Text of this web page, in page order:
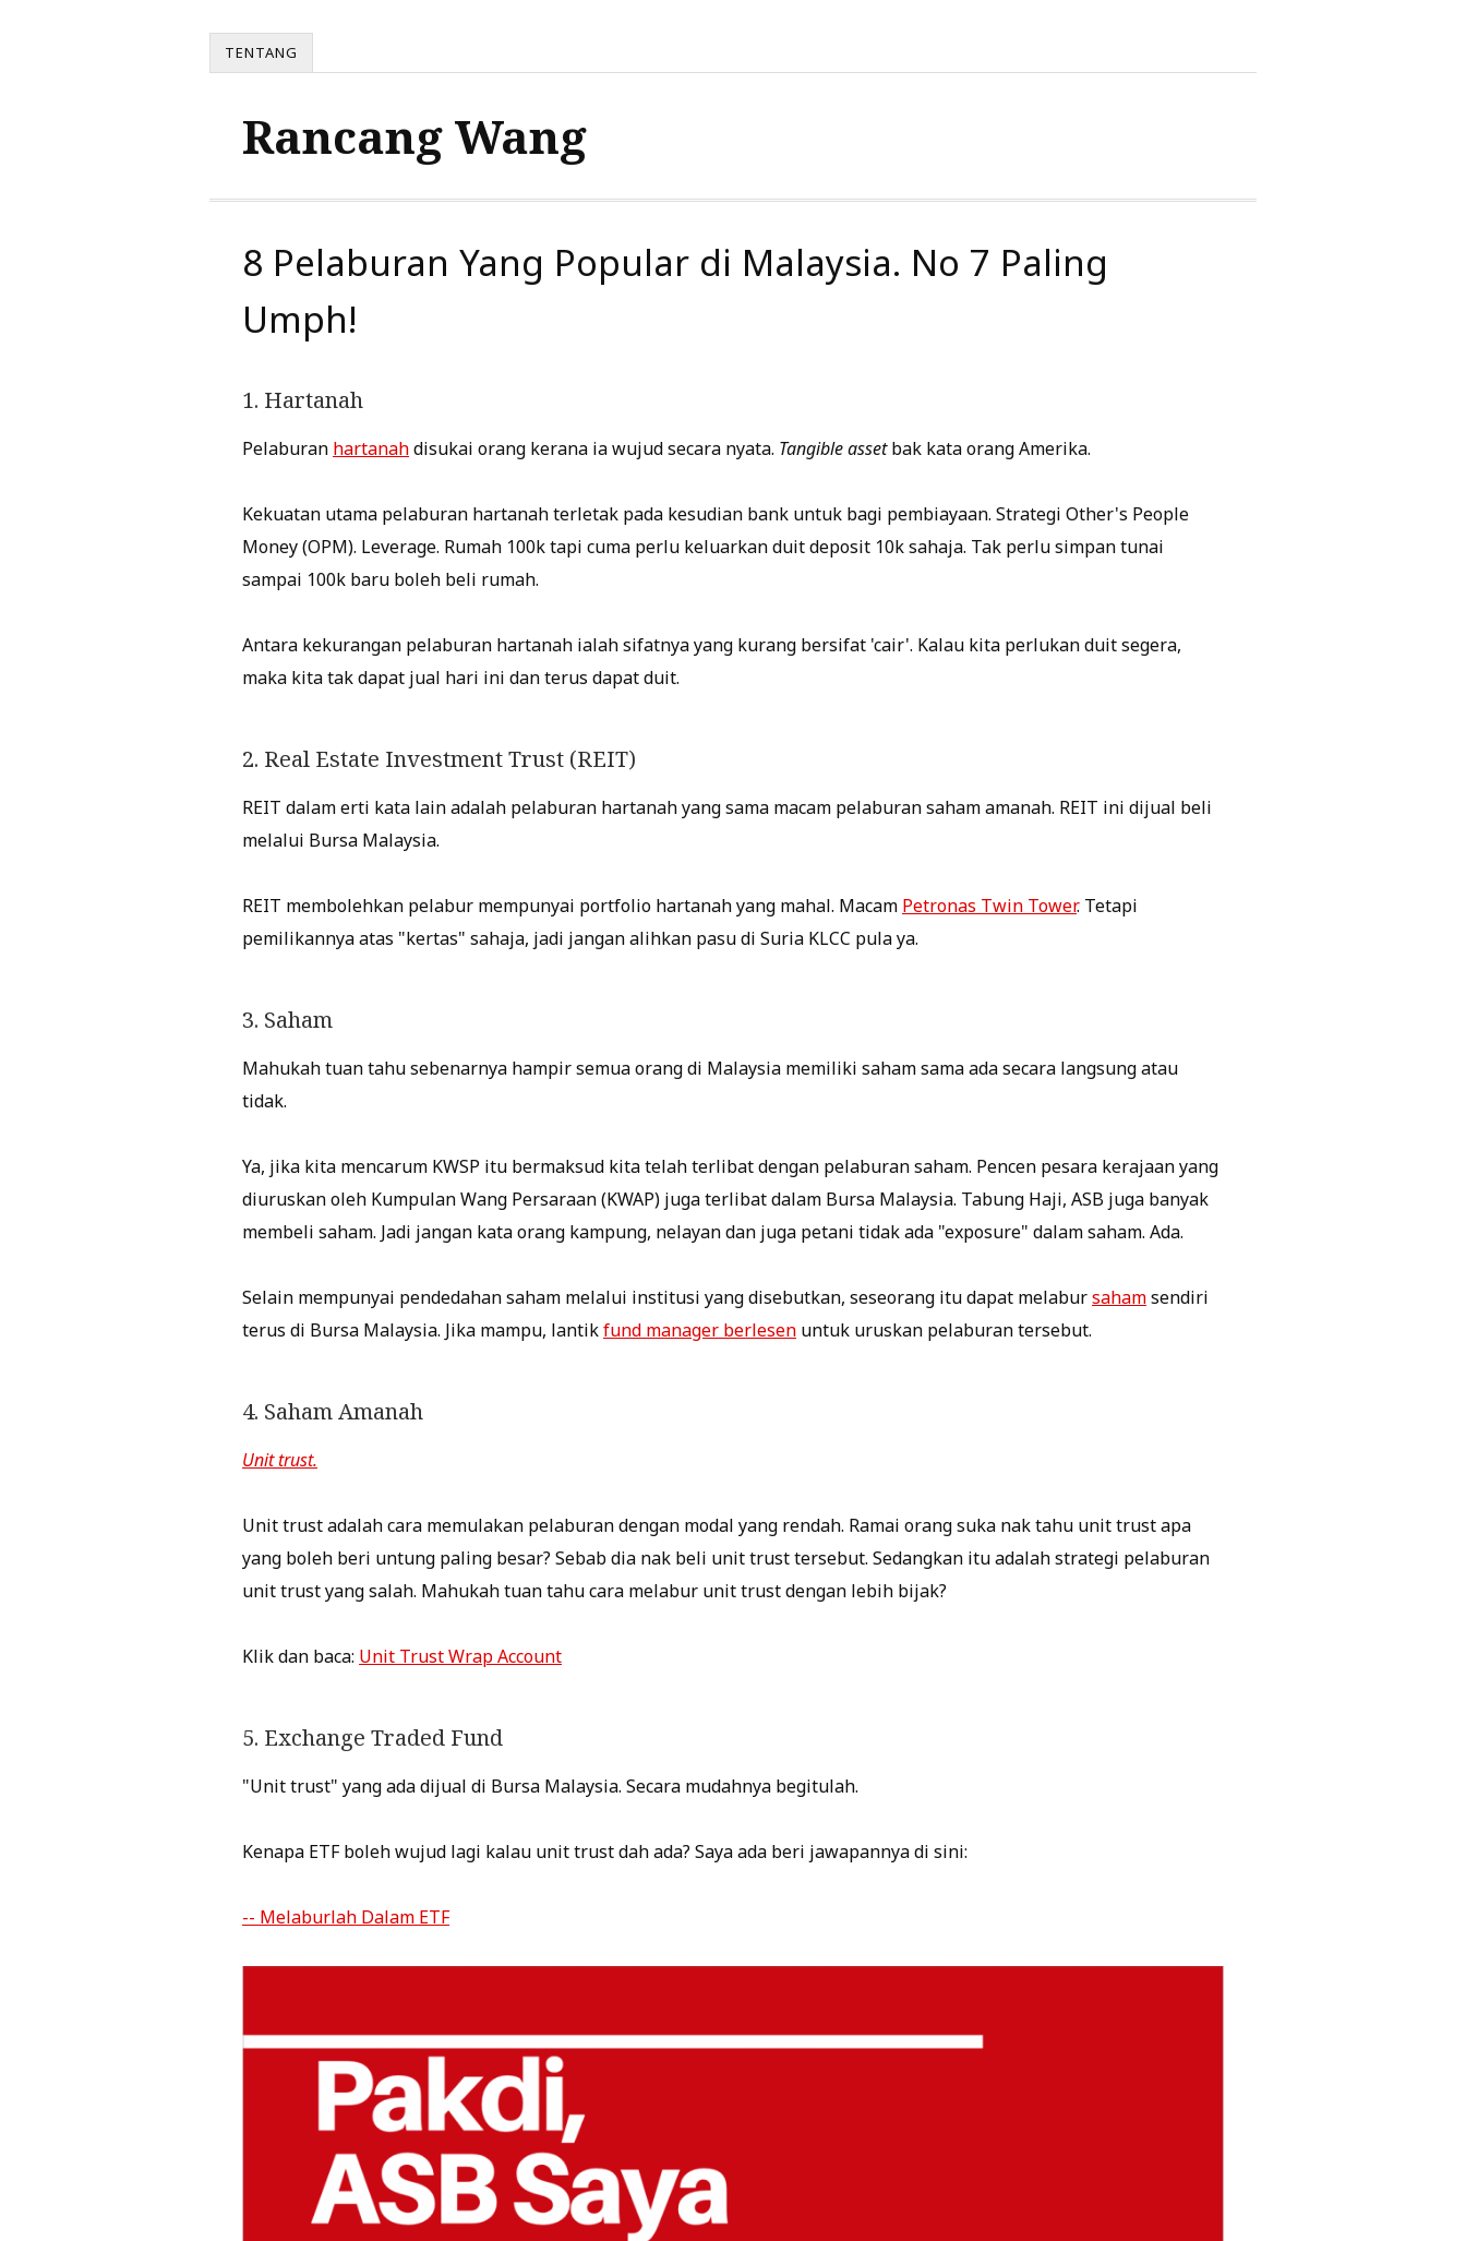
TENTANG
Rancang Wang
8 Pelaburan Yang Popular di Malaysia. No 7 Paling
Umph!
1. Hartanah
Pelaburan hartanahdisukai orang kerana ia wujud secara nyata. Tangible assetbak kata orang Amerika.
Kekuatan utama pelaburan hartanah terletak pada kesudian bank untuk bagi pembiayaan. Strategi Other's People
Money (OPM). Leverage. Rumah 100k tapi cuma perlu keluarkan duit deposit 10k sahaja. Tak perlu simpan tunai
sampai 100k baru boleh beli rumah.
Antara kekurangan pelaburan hartanah ialah sifatnya yang kurang bersifat 'cair'. Kalau kita perlukan duit segera,
maka kita tak dapat jual hari ini dan terus dapat duit.
2. Real Estate Investment Trust (REIT)
REIT dalam erti kata lain adalah pelaburan hartanah yang sama macam pelaburan saham amanah. REIT ini dijual beli
melalui Bursa Malaysia.
REIT membolehkan pelabur mempunyai portfolio hartanah yang mahal. Macam Petronas Twin Tower. Tetapi
pemilikannya atas "kertas" sahaja, jadi jangan alihkan pasu di Suria KLCC pula ya.
3. Saham
Mahukah tuan tahu sebenarnya hampir semua orang di Malaysia memiliki saham sama ada secara langsung atau
tidak.
Ya, jika kita mencarum KWSP itu bermaksud kita telah terlibat dengan pelaburan saham. Pencen pesara kerajaan yang
diuruskan oleh Kumpulan Wang Persaraan (KWAP) juga terlibat dalam Bursa Malaysia. Tabung Haji, ASB juga banyak
membeli saham. Jadi jangan kata orang kampung, nelayan dan juga petani tidak ada "exposure" dalam saham. Ada.
Selain mempunyai pendedahan saham melalui institusi yang disebutkan, seseorang itu dapat melabursahamsendiri
terus di Bursa Malaysia. Jika mampu, lantikfund manager berlesen untuk uruskan pelaburan tersebut.
4. Saham Amanah
Unit trust.
Unit trust adalah cara memulakan pelaburan dengan modal yang rendah. Ramai orang suka nak tahu unit trust apa
yang boleh beri untung paling besar? Sebab dia nak beli unit trust tersebut. Sedangkan itu adalah strategi pelaburan
unit trust yang salah. Mahukah tuan tahu cara melabur unit trust dengan lebih bijak?
Klik dan baca: Unit Trust Wrap Account
5. Exchange Traded Fund
"Unit trust" yang ada dijual di Bursa Malaysia. Secara mudahnya begitulah.
Kenapa ETF boleh wujud lagi kalau unit trust dah ada? Saya ada beri jawapannya di sini:
-- Melaburlah Dalam ETF